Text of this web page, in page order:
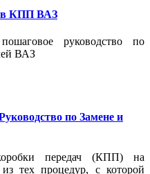
в КПП ВАЗ
руководство по
ВАЗ
по Замене и
передач (КПП) на
тех процедур, с которой